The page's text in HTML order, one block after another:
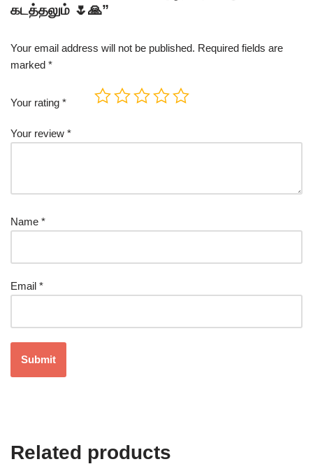
கடத்தலும் 🌷🙏”
Your email address will not be published. Required fields are
marked *
Your rating *
Your review *
Name *
Email *
Related products